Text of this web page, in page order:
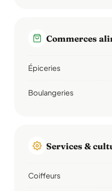
Commerces
Épiceries
Boulangeries
Services &
Coiffeurs